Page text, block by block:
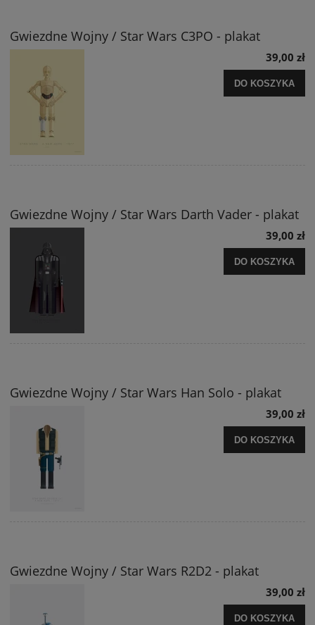
Gwiezdne Wojny / Star Wars C3PO - plakat
39,00 zł
DO KOSZYKA
Gwiezdne Wojny / Star Wars Darth Vader - plakat
39,00 zł
DO KOSZYKA
Gwiezdne Wojny / Star Wars Han Solo - plakat
39,00 zł
DO KOSZYKA
Gwiezdne Wojny / Star Wars R2D2 - plakat
39,00 zł
DO KOSZYKA